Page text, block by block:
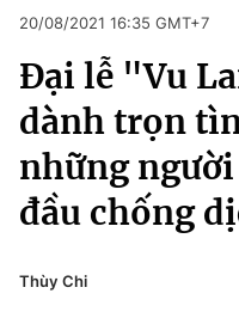
Chuyên mục
Chính trị
Xã hội
Pháp luật
Kinh tế
Thể thao
Truyền hình
Văn hóa - Giải trí
Y tế
Đời sống
Giáo dục
20/08/2021 16:35 GMT+7
Đại lễ "Vu
dành trọn
những
đầu chống
Thùy Chi